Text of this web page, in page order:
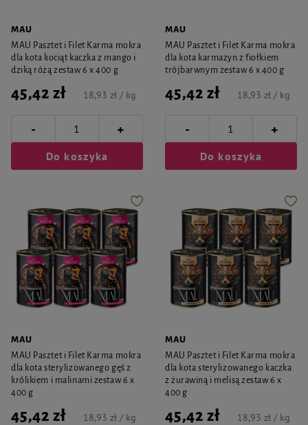
MAU
MAU Pasztet i Filet Karma mokra
dla kota kociąt kaczka z mango i
dziką różą zestaw 6 x 400 g
45,42 zł 18,93 zł / kg
- +
Do koszyka
MAU
MAU Pasztet i Filet Karma mokra
dla kota karmazyn z fiołkiem
trójbarwnym zestaw 6 x 400 g
45,42 zł 18,93 zł / kg
- +
Do koszyka
MAU
MAU Pasztet i Filet Karma mokra
dla kota sterylizowanego gęś z
królikiem i malinami zestaw 6 x
400 g
45,42 zł 18,93 zł / kg
MAU
MAU Pasztet i Filet Karma mokra
dla kota sterylizowanego kaczka
z żurawiną i melisą zestaw 6 x
400 g
45,42 zł 18,93 zł / kg